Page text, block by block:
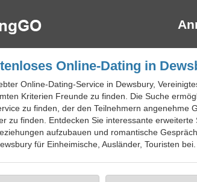
Online-Dating in
Online-Dating-Service in Dewsbury,
Kriterien Freunde zu finden. Die Suche
zu finden, der den Teilnehmern
zu finden. Entdecken Sie interessante
aufzubauen und romantische
für Einheimische, Ausländer, Touristen bei.